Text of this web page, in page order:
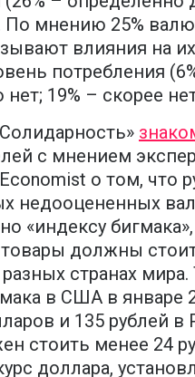
По мнению 25%
влияния на их
потребления
19% – скорее
с мнением
о том, что
недооцененных
«индексу бигмака»,
должны
странах мира.
в США в январе
и 135 рублей в
стоить менее 24
доллара,